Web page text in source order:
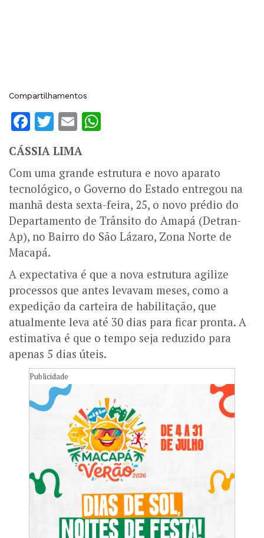
Compartilhamentos
Facebook
Twitter
Email
CÁSSIA LIMA
Com uma grande estrutura e novo aparato
tecnológico, o Governo do Estado entregou na
manhã desta sexta-feira, 25, o novo prédio do
Departamento de Trânsito do Amapá (Detran-
Ap), no Bairro do São Lázaro, Zona Norte de
Macapá.
A expectativa é que a nova estrutura agilize
processos que antes levavam meses, como a
expedição da carteira de habilitação, que
atualmente leva até 30 dias para ficar pronta. A
estimativa é que o tempo seja reduzido para
apenas 5 dias úteis.
Publicidade